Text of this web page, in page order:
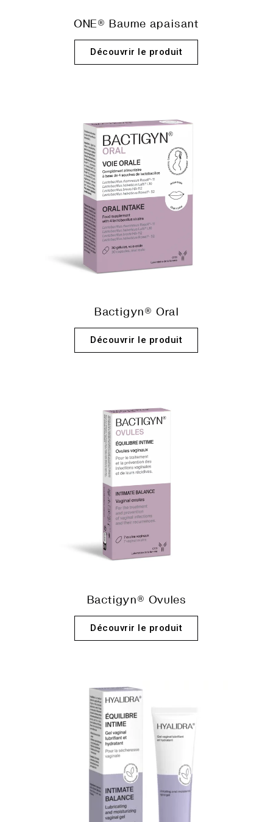
ONE® Baume apaisant
Découvrir le produit
Bactigyn® Oral
Découvrir le produit
Bactigyn® Ovules
Découvrir le produit